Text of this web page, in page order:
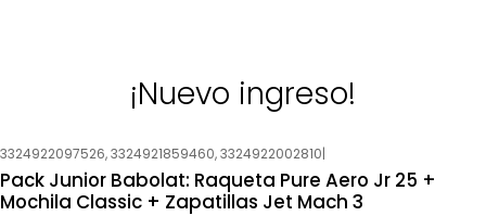
¡Nuevo ingreso!
-25% OFF
Nuevo
3324922097526, 3324921859460, 3324922002810|
Pack Junior Babolat: Raqueta Pure Aero Jr 25 +
Mochila Classic + Zapatillas Jet Mach 3